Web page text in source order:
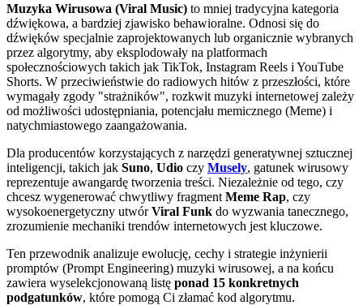
Muzyka Wirusowa (Viral Music) to mniej tradycyjna kategoria
dźwiękowa, a bardziej zjawisko behawioralne. Odnosi się do
dźwięków specjalnie zaprojektowanych lub organicznie wybranych
przez algorytmy, aby eksplodowały na platformach
społecznościowych takich jak TikTok, Instagram Reels i YouTube
Shorts. W przeciwieństwie do radiowych hitów z przeszłości, które
wymagały zgody "strażników", rozkwit muzyki internetowej zależy
od możliwości udostępniania, potencjału memicznego (Meme) i
natychmiastowego zaangażowania.
Dla producentów korzystających z narzędzi generatywnej sztucznej
inteligencji, takich jak Suno, Udio czy Musely, gatunek wirusowy
reprezentuje awangardę tworzenia treści. Niezależnie od tego, czy
chcesz wygenerować chwytliwy fragment Meme Rap, czy
wysokoenergetyczny utwórViral Funk do wyzwania tanecznego,
zrozumienie mechaniki trendów internetowych jest kluczowe.
Ten przewodnik analizuje ewolucję, cechy i strategie inżynierii
promptów (Prompt Engineering) muzyki wirusowej, a na końcu
zawiera wyselekcjonowaną listę ponad 15 konkretnych
podgatunków, które pomogą Ci złamać kod algorytmu.